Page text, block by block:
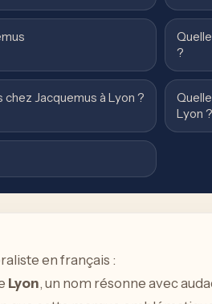
?
Jacquemus à Lyon ?
Lyon ?
en français :
Lyon, un nom résonne avec